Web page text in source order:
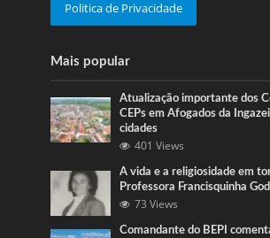
Politica de Privacidade
Mais popular
Atualização importante dos
CEPs em Afogados da
cidades
401 Views
A vida e a religiosidade em
Professora Francisquinha
73 Views
Comandante do BEPI